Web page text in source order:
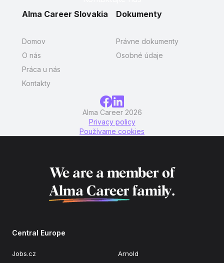
Alma Career Slovakia
Domov
O nás
Práca u nás
Kontakty
Dokumenty
Právne dokumenty
Osobné údaje
Alma Career 2026
Privacy policy
Používame cookies
We are a member of
Alma Career family.
Central Europe
Jobs.cz
Arnold